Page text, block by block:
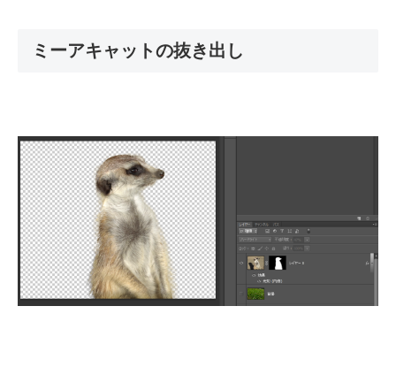
ミーアキャットの抜き出し